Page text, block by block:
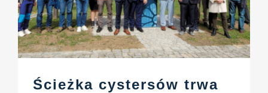
Ścieżka cystersów trwa